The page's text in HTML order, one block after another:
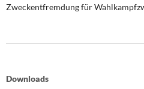
Zweckentfremdung für
Downloads